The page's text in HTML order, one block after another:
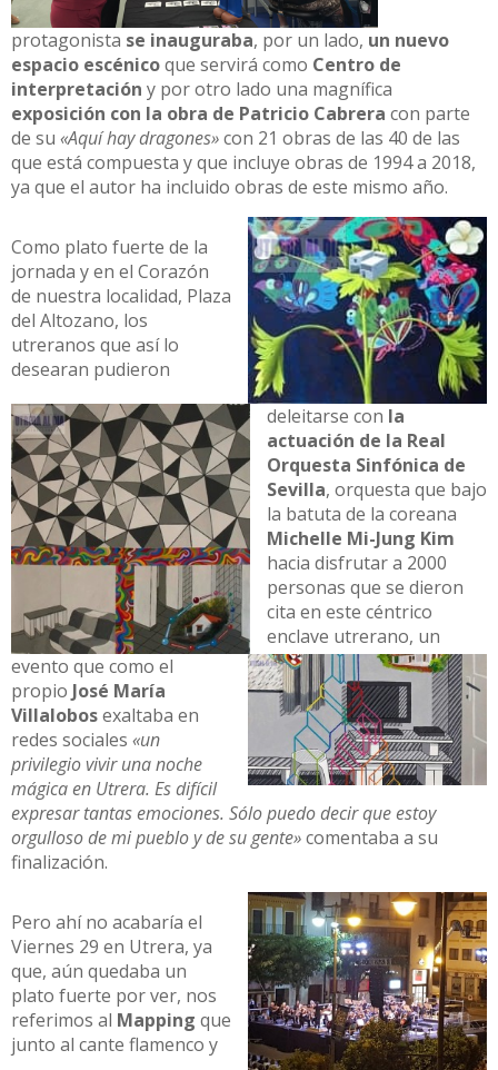
protagonista se inauguraba, por un lado, un nuevo
espacio escénicoque servirá como Centro de
interpretación y por otro lado una magnífica
exposición con la obra de Patricio Cabrera con parte
de su «Aquí hay dragones»con 21 obras de las 40 de las
que está compuesta y que incluye obras de 1994 a 2018,
ya que el autor ha incluido obras de este mismo año.
Como plato fuerte de la
jornada y en el Corazón
de nuestra localidad, Plaza
del Altozano, los
utreranos que así lo
desearan pudieron
deleitarse con la
actuación de la Real
Orquesta Sinfónica de
Sevilla, orquesta que bajo
la batuta de la coreana
Michelle Mi-Jung Kim
hacia disfrutar a 2000
personas que se dieron
cita en este céntrico
enclave utrerano, un
evento que como el
propio José María
Villalobosexaltaba en
redes sociales «un
privilegio vivir una noche
mágica en Utrera. Es difícil
expresar tantas emociones. Sólo puedo decir que estoy
orgulloso de mi pueblo y de su gente»comentaba a su
finalización.
Pero ahí no acabaría el
Viernes 29 en Utrera, ya
que, aún quedaba un
plato fuerte por ver, nos
referimos al Mapping que
junto al cante flamenco y